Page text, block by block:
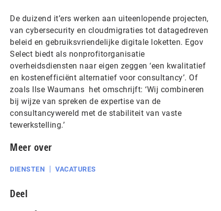
De duizend it’ers werken aan uiteenlopende projecten,
van cybersecurity en cloudmigraties tot datagedreven
beleid en gebruiksvriendelijke digitale loketten. Egov
Select biedt als nonprofitorganisatie
overheidsdiensten naar eigen zeggen ‘een kwalitatief
en kostenefficiënt alternatief voor consultancy’. Of
zoals Ilse Waumans het omschrijft: ‘Wij combineren
bij wijze van spreken de expertise van de
consultancywereld met de stabiliteit van vaste
tewerkstelling.’
Meer over
DIENSTEN VACATURES
Deel